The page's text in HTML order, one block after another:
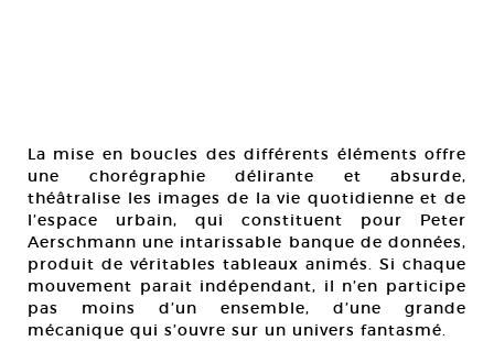
La mise en boucles des différents éléments offre
une chorégraphie délirante et absurde,
théâtralise les images de la vie quotidienne et de
l’espace urbain, qui constituent pour Peter
Aerschmann une intarissable banque de données,
produit de véritables tableaux animés. Si chaque
mouvement parait indépendant, il n’en participe
pas moins d’un ensemble, d’une grande
mécanique qui s’ouvre sur un univers fantasmé.